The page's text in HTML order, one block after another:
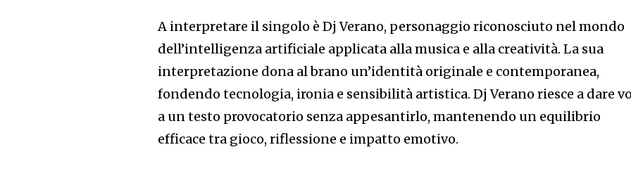
A interpretare il singolo è Dj Verano, personaggio riconosciuto nel mondo
dell’intelligenza artificiale applicata alla musica e alla creatività. La sua
interpretazione dona al brano un’identità originale e contemporanea,
fondendo tecnologia, ironia e sensibilità artistica. Dj Verano riesce a dare
a un testo provocatorio senza appesantirlo, mantenendo un equilibrio
efficace tra gioco, riflessione e impatto emotivo.